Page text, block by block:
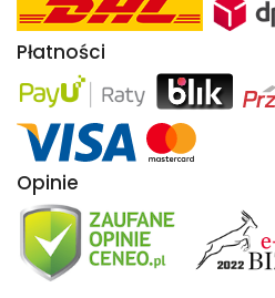
Płatności
Opinie